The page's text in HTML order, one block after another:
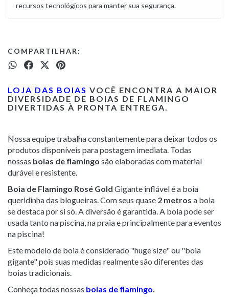
recursos tecnológicos para manter sua segurança.
COMPARTILHAR:
LOJA DAS BOIAS VOCÊ ENCONTRA A MAIOR
DIVERSIDADE DE BOIAS DE FLAMINGO
DIVERTIDAS À PRONTA ENTREGA.
Nossa equipe trabalha constantemente para deixar todos os
produtos disponíveis para postagem imediata. Todas
nossas boias de flamingo são elaboradas com material
durável e resistente.
Boia de Flamingo Rosé Gold Gigante inflável é a boia
queridinha das blogueiras. Com seus quase 2 metros a boia
se destaca por si só. A diversão é garantida. A boia pode ser
usada tanto na piscina, na praia e principalmente para eventos
na piscina!
Este modelo de boia é considerado "huge size" ou "boia
gigante" pois suas medidas realmente são diferentes das
boias tradicionais.
Conheça todas nossas boias de flamingo.